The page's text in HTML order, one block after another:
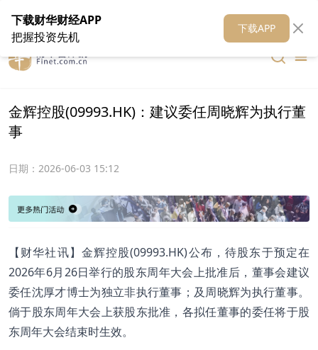
在线客服 关于我们 财华媒体矩阵 财华智库
金辉控股(09993.HK)：建议委任周晓辉为执行董
事
日期： 2026-06-03 15:12
【财华社讯】金辉控股(09993.HK)公布，待股东于预定在
2026年6月26日举行的股东周年大会上批准后，董事会建议
委任沈厚才博士为独立非执行董事；及周晓辉为执行董事。
倘于股东周年大会上获股东批准，各拟任董事的委任将于股
东周年大会结束时生效。
下载财华财经APP
把握投资先机
下载APP